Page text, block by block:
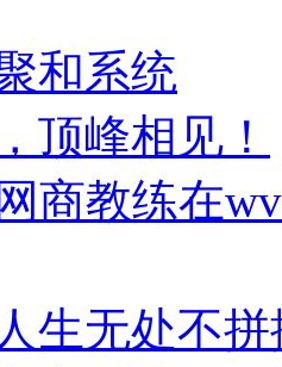
和系统
顶峰相见！
商教练在
生无处不拼